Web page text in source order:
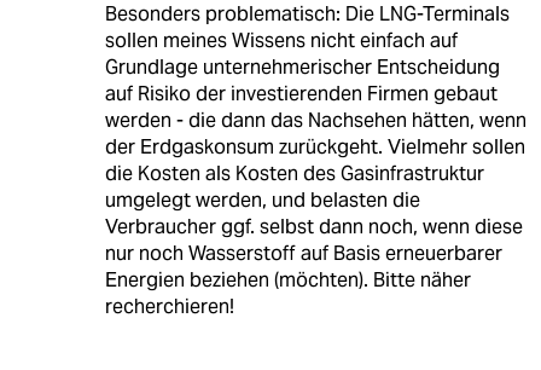
Besonders problematisch: Die LNG-Terminals
sollen meines Wissens nicht einfach auf
Grundlage unternehmerischer Entscheidung
auf Risiko der investierenden Firmen gebaut
werden - die dann das Nachsehen hätten, wenn
der Erdgaskonsum zurückgeht. Vielmehr sollen
die Kosten als Kosten des Gasinfrastruktur
umgelegt werden, und belasten die
Verbraucher ggf. selbst dann noch, wenn diese
nur noch Wasserstoff auf Basis erneuerbarer
Energien beziehen (möchten). Bitte näher
recherchieren!